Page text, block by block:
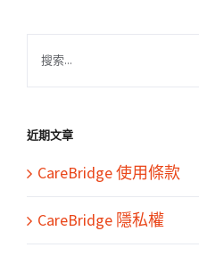
果：
近期文章
CareBridge 使用條款
CareBridge 隱私權